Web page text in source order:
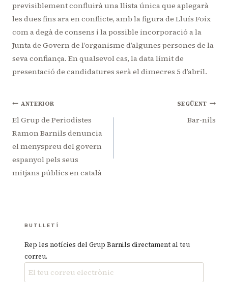
previsiblement confluirà una llista única que aplegarà
les dues fins ara en conflicte, amb la figura de Lluís Foix
com a degà de consens i la possible incorporació a la
Junta de Govern de l’organisme d’algunes persones de la
seva confiança. En qualsevol cas, la data límit de
presentació de candidatures serà el dimecres 5 d’abril.
Navegació
d'entrades
ANTERIOR
El Grup de Periodistes
Ramon Barnils denuncia
el menyspreu del govern
espanyol pels seus
mitjans públics en català
SEGÜENT
Bar-nils
BUTLLETÍ
Rep les notícies del Grup Barnils directament al teu
correu.